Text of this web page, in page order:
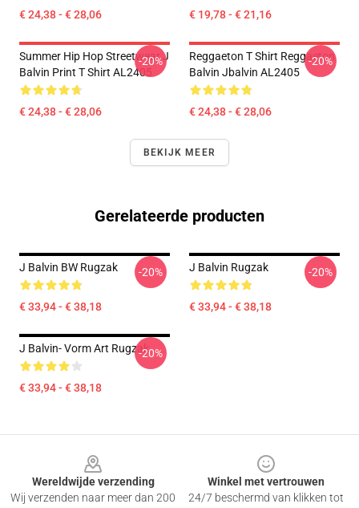
€ 24,38 - € 28,06 € 19,78 - € 21,16
Summer Hip Hop Streetwear J
Balvin Print T Shirt AL2405
€ 24,38 - € 28,06
-20%
Reggaeton T Shirt Reggaeton
Balvin Jbalvin AL2405
€ 24,38 - € 28,06
-20%
BEKIJK MEER
Gerelateerde producten
J Balvin BW Rugzak
€ 33,94 - € 38,18
-20% J Balvin Rugzak
€ 33,94 - € 38,18
-20%
J Balvin- Vorm Art Rugzak
€ 33,94 - € 38,18
-20%
Wereldwijde verzending
Wij verzenden naar meer dan 200
Winkel met vertrouwen
24/7 beschermd van klikken tot